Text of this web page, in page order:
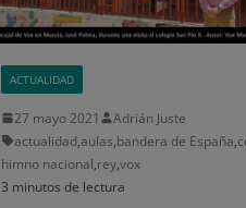
ACTUALIDAD
27 mayo 2021
Adrián Juste
actualidad,aulas,bandera de España,
himno nacional,rey,vox
3 minutos de lectura